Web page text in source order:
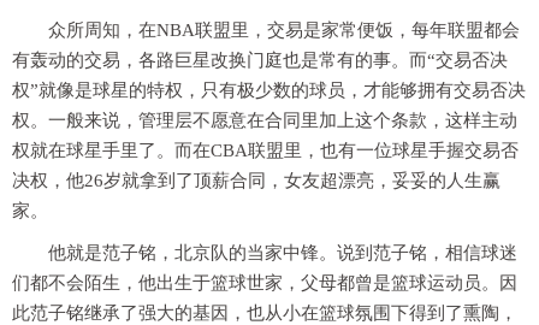
众所周知，在NBA联盟里，交易是家常便饭，每年联盟都会
有轰动的交易，各路巨星改换门庭也是常有的事。而“交易否决
权”就像是球星的特权，只有极少数的球员，才能够拥有交易否决
权。一般来说，管理层不愿意在合同里加上这个条款，这样主动
权就在球星手里了。而在CBA联盟里，也有一位球星手握交易否
决权，他26岁就拿到了顶薪合同，女友超漂亮，妥妥的人生赢
家。
他就是范子铭，北京队的当家中锋。说到范子铭，相信球迷
们都不会陌生，他出生于篮球世家，父母都曾是篮球运动员。因
此范子铭继承了强大的基因，也从小在篮球氛围下得到了熏陶，